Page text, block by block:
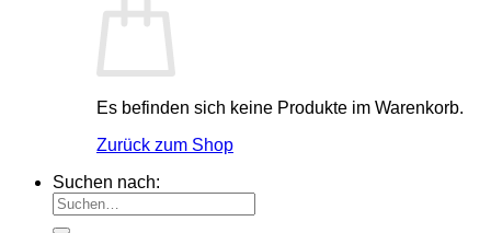
Es befinden sich keine Produkte im Warenkorb.
Zurück zum Shop
Suchen nach: